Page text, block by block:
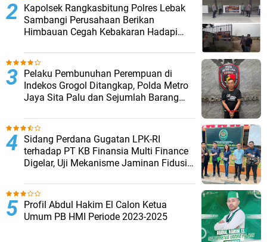
Kapolsek Rangkasbitung Polres Lebak
Sambangi Perusahaan Berikan
Himbauan Cegah Kebakaran Hadapi
Pelaku Pembunuhan Perempuan di
Indekos Grogol Ditangkap, Polda Metro
Jaya Sita Palu dan Sejumlah Barang
Sidang Perdana Gugatan LPK-RI
terhadap PT KB Finansia Multi Finance
Digelar, Uji Mekanisme Jaminan Fidusia
Profil Abdul Hakim El Calon Ketua
Umum PB HMI Periode 2023-2025